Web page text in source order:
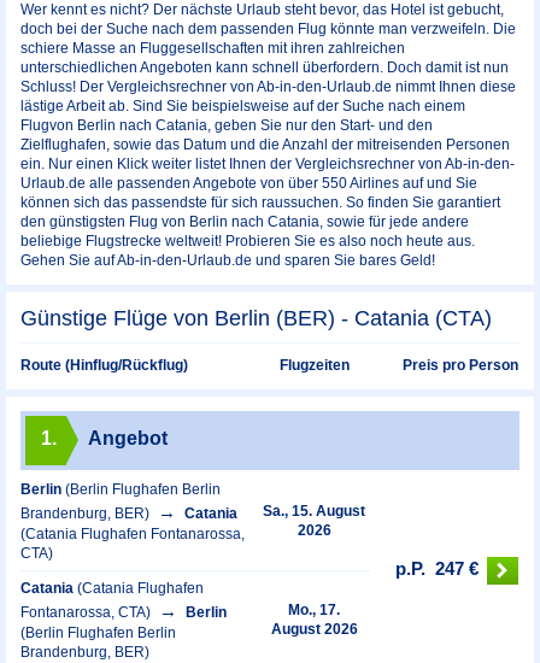
Wer kennt es nicht? Der nächste Urlaub steht bevor, das Hotel ist gebucht,
doch bei der Suche nach dem passenden Flug könnte man verzweifeln. Die
schiere Masse an Fluggesellschaften mit ihren zahlreichen
unterschiedlichen Angeboten kann schnell überfordern. Doch damit ist nun
Schluss! Der Vergleichsrechner von Ab-in-den-Urlaub.de nimmt Ihnen diese
lästige Arbeit ab. Sind Sie beispielsweise auf der Suche nach einem
Flugvon Berlin nach Catania, geben Sie nur den Start- und den
Zielflughafen, sowie das Datum und die Anzahl der mitreisenden Personen
ein. Nur einen Klick weiter listet Ihnen der Vergleichsrechner von Ab-in-den-
Urlaub.de alle passenden Angebote von über 550 Airlines auf und Sie
können sich das passendste für sich raussuchen. So finden Sie garantiert
den günstigsten Flug von Berlin nach Catania, sowie für jede andere
beliebige Flugstrecke weltweit! Probieren Sie es also noch heute aus.
Gehen Sie auf Ab-in-den-Urlaub.de und sparen Sie bares Geld!
Günstige Flüge von Berlin (BER) - Catania (CTA)
Route (Hinflug/Rückflug) Flugzeiten Preis pro Person
1. Angebot
Berlin (Berlin Flughafen Berlin
Brandenburg, BER)
Catania
(Catania Flughafen Fontanarossa,
CTA)
Sa., 15. August
2026
Catania (Catania Flughafen
Fontanarossa, CTA)
Berlin
(Berlin Flughafen Berlin
Brandenburg, BER)
Mo., 17.
August 2026
p.P. 247 €